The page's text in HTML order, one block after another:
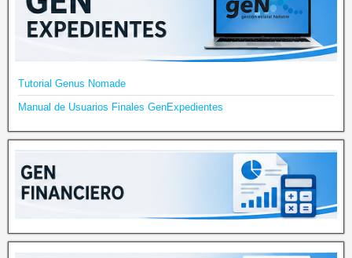
Tutorial Genus Nomade
Manual de Usuarios Finales GenExpedientes